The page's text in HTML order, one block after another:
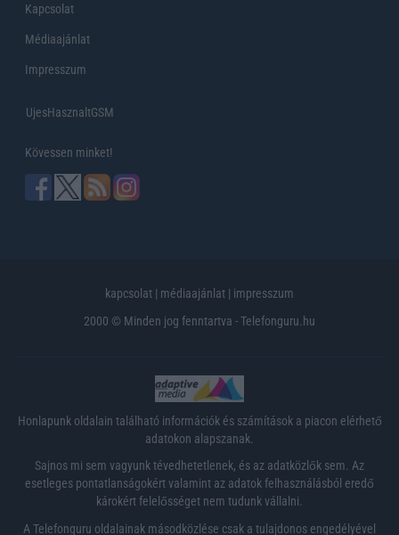
Kapcsolat
Médiaajánlat
Impresszum
UjesHasznaltGSM
Kövessen minket!
kapcsolat | médiaajánlat | impresszum
2000 © Minden jog fenntartva - Telefonguru.hu
Honlapunk oldalain található információk és számítások a piacon elérhető
adatokon alapszanak.
Sajnos mi sem vagyunk tévedhetetlenek, és az adatközlők sem. Az
esetleges pontatlanságokért valamint az adatok felhasználásból eredő
károkért felelősséget nem tudunk vállalni.
A Telefonguru oldalainak másodközlése csak a tulajdonos engedélyével